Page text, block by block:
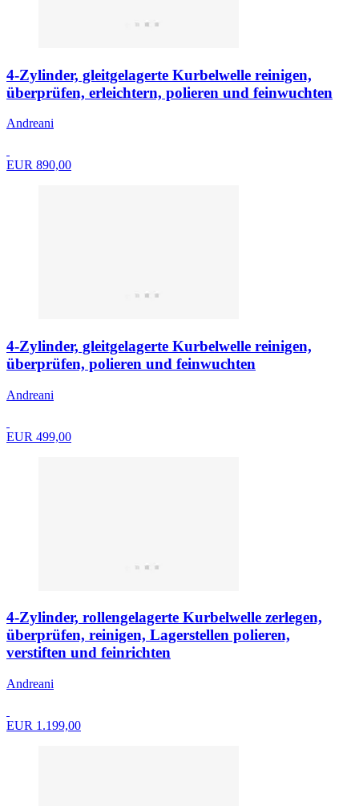
4-Zylinder, gleitgelagerte Kurbelwelle reinigen,
überprüfen, erleichtern, polieren und feinwuchten
Andreani
EUR 890,00
4-Zylinder, gleitgelagerte Kurbelwelle reinigen,
überprüfen, polieren und feinwuchten
Andreani
EUR 499,00
4-Zylinder, rollengelagerte Kurbelwelle zerlegen,
überprüfen, reinigen, Lagerstellen polieren,
verstiften und feinrichten
Andreani
EUR 1.199,00